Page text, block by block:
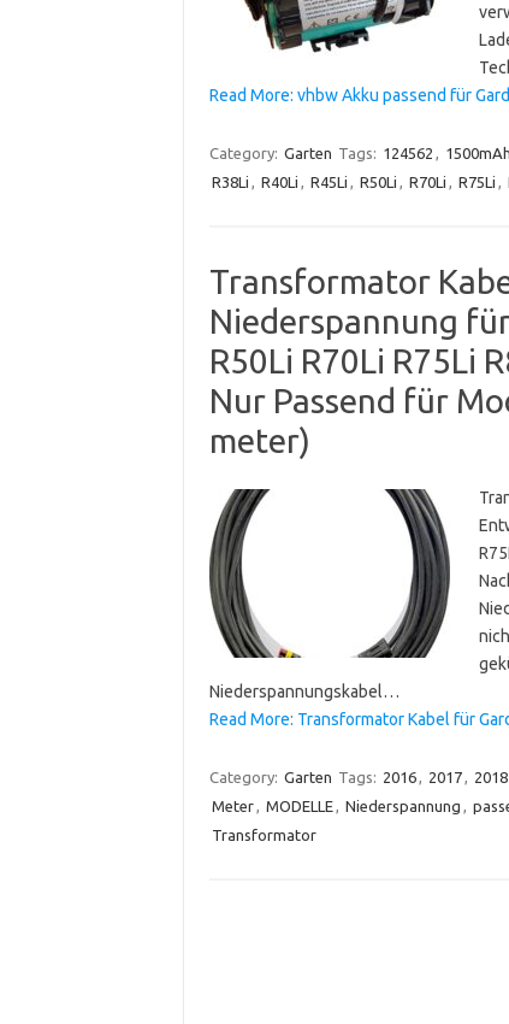
Read More: vhbw Akku passend für
Category: Garten Tags: 124562 , 1500mAh
R38Li , R40Li , R45Li , R50Li , R70Li , R75Li ,
Transformator
Niederspannung
R50Li R70Li R75Li
Nur Passend für
meter)
Niederspannungskabel…
Read More: Transformator Kabel für
Category: Garten Tags: 2016, 2017, 2018
Meter, MODELLE, Niederspannung ,
Transformator